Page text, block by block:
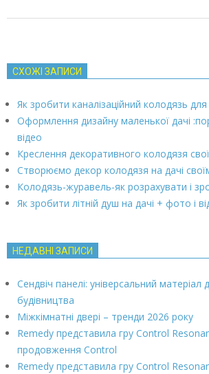
СХОЖІ ЗАПИСИ
Як зробити каналізаційний колодязь
Оформлення дизайну маленької дачі
відео
Креслення декоративного колодязя
Створюємо декор колодязя на дачі
Колодязь-журавель-як розрахувати і
Як зробити літній душ на дачі + фото і
НЕДАВНІ ЗАПИСИ
Сендвіч панелі: універсальний матеріал
будівництва
Міжкімнатні двері – тренди 2026 року
Remedy представила гру Control
продовження Control
Remedy представила гру Control